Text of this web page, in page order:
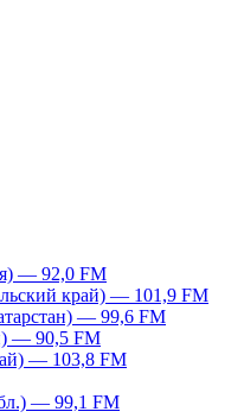
— 92,0 FM
край) — 101,9 FM
— 99,6 FM
— 90,5 FM
— 103,8 FM
— 99,1 FM